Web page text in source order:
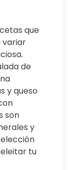
que
variar
de
y queso
son
y
tu